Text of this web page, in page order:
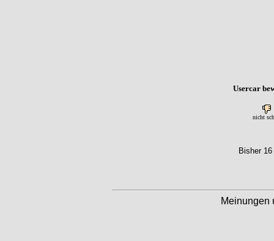
Usercar
nicht
Bisher
Meinungen